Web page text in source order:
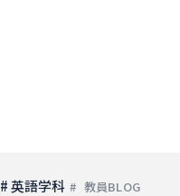
# 英語学科 教員BLOG